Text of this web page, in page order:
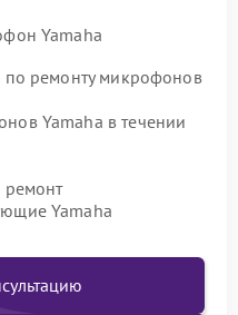
Yamaha
по ремонту микрофонов
Yamaha в течении
ремонт
Yamaha